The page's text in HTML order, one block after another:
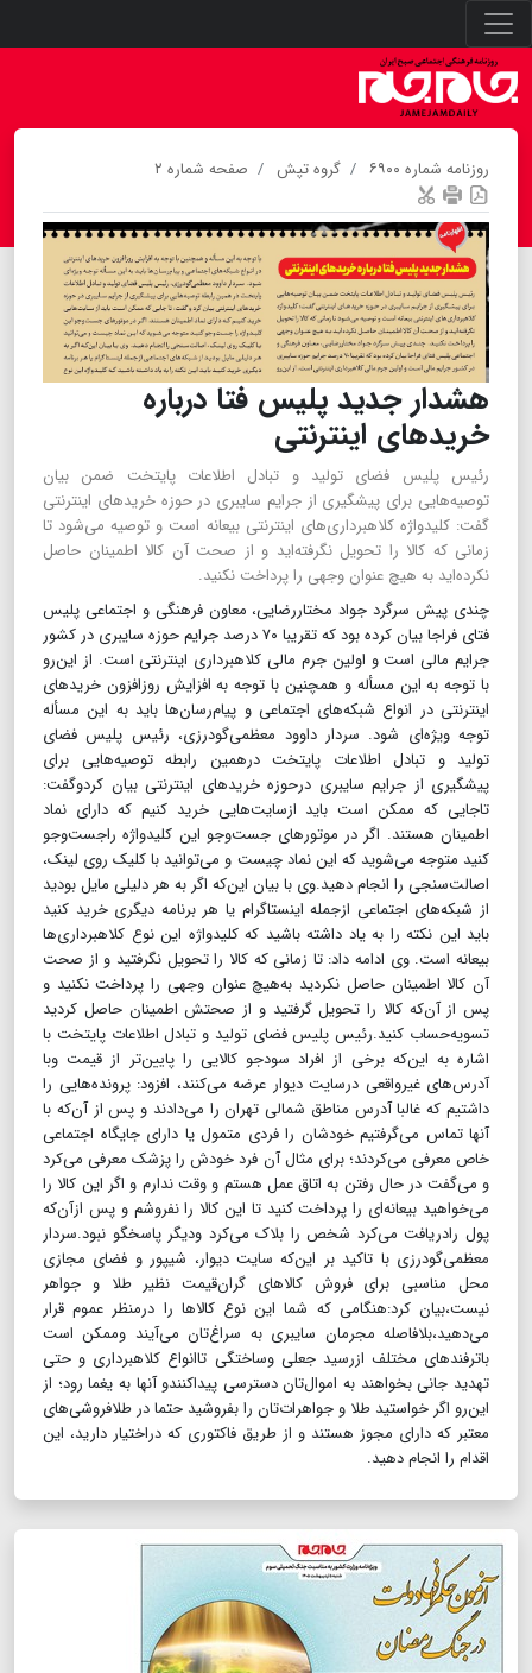
روزنامه شماره ۶۹۰۰ گروه تپش صفحه شماره ۲
هشدار جدید پلیس فتا درباره
خریدهای اینترنتی
رئیس پلیس فضای تولید و تبادل اطلاعات پایتخت ضمن بیان
توصیه‌هایی برای پیشگیری از جرایم سایبری در حوزه خریدهای اینترنتی
گفت: کلید‌واژه کلاهبرداری‌های اینترنتی بیعانه است و توصیه می‌شود تا
زمانی که کالا را تحویل نگرفته‌اید و از صحت آن کالا اطمینان حاصل
نکرده‌اید به هیچ عنوان وجهی را پرداخت نکنید.
چندی پیش سرگرد جواد مختاررضایی، معاون فرهنگی و اجتماعی پلیس
فتای فراجا بیان کرده بود که تقریبا ۷۰ درصد جرایم حوزه سایبری در کشور
جرایم مالی است و اولین جرم مالی کلاهبرداری اینترنتی است. از این‌رو
با توجه به این مسأله و همچنین با توجه به افزایش روز‌افزون خریدهای
اینترنتی در انواع شبکه‌های اجتماعی و پیام‌رسان‌ها باید به این مسأله
توجه ویژه‌ای شود. سردار داوود معظمی‌گودرزی، رئیس پلیس فضای
تولید و تبادل اطلاعات پایتخت درهمین رابطه توصیه‌هایی برای
پیشگیری از جرایم سایبری درحوزه خریدهای اینترنتی بیان کردوگفت:
تاجایی که ممکن است باید ازسایت‌هایی خرید کنیم که دارای نماد
اطمینان هستند. اگر در موتورهای جست‌وجو این کلید‌واژه راجست‌وجو
کنید متوجه می‌شوید که این نماد چیست و می‌توانید با کلیک روی لینک،
اصالت‌سنجی را انجام دهید.وی با بیان این‌که اگر به هر دلیلی مایل بودید
از شبکه‌های اجتماعی از‌جمله اینستاگرام یا هر برنامه دیگری خرید کنید
باید این نکته را به یاد داشته باشید که کلید‌واژه این نوع کلاهبرداری‌ها
بیعانه است. وی ادامه داد: تا زمانی که کالا را تحویل نگرفتید و از صحت
آن کالا اطمینان حاصل نکردید به‌هیچ عنوان وجهی را پرداخت نکنید و
پس از آن‌که کالا را تحویل گرفتید و از صحتش اطمینان حاصل کردید
تسویه‌حساب کنید.رئیس پلیس فضای تولید و تبادل اطلاعات پایتخت با
اشاره به این‌که برخی از افراد سودجو کالایی را پایین‌تر از قیمت وبا
آدرس‌های غیرواقعی درسایت دیوار عرضه می‌کنند، افزود: پرونده‌هایی را
داشتیم که غالبا آدرس مناطق شمالی تهران را می‌دادند و پس از آن‌که با
آنها تماس می‌گرفتیم خودشان را فردی متمول یا دارای جایگاه اجتماعی
خاص معرفی می‌کردند؛ برای مثال آن ‌فرد خودش را پزشک معرفی می‌کرد
و می‌گفت در حال رفتن به اتاق عمل هستم و وقت ندارم و اگر این کالا را
می‌خواهید بیعانه‌ای را پرداخت کنید تا این کالا را نفروشم و پس ازآن‌که
پول رادریافت می‌کرد شخص را بلاک می‌کرد ودیگر پاسخگو نبود.سردار
معظمی‌گودرزی با تاکید بر این‌که سایت دیوار، شیپور و فضای مجازی
محل مناسبی برای فروش کالاهای گران‌قیمت نظیر طلا و جواهر
نیست،بیان کرد:هنگامی که شما این نوع کالاها را درمنظر عموم قرار
می‌دهید،بلافاصله مجرمان سایبری به سراغ‌تان می‌آیند وممکن است
باترفندهای مختلف ازرسید جعلی وساختگی تاانواع کلاهبرداری و حتی
تهدید جانی بخواهند به اموال‌تان دسترسی پیداکنندو آنها به یغما رود؛ از
این‌رو اگر خواستید طلا و جواهرات‌تان را بفروشید حتما در طلا‌فروشی‌های
معتبر که دارای مجوز هستند و از طریق فاکتوری که دراختیار دارید، این
اقدام را انجام دهید.